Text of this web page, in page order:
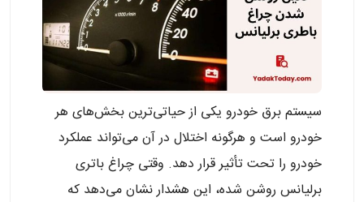
سیستم برق خودرو یکی از حیاتی‌ترین بخش‌های هر
خودرو است و هرگونه اختلال در آن می‌تواند عملکرد
خودرو را تحت تأثیر قرار دهد. وقتی چراغ باتری
برلیانس روشن شده، این هشدار نشان می‌دهد که